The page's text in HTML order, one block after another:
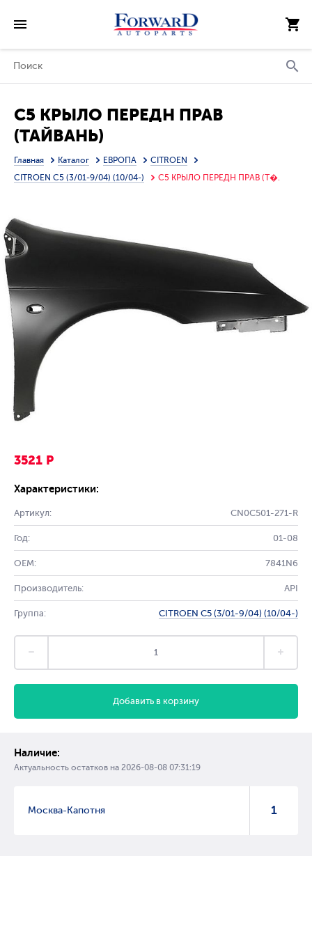
C5 КРЫЛО ПЕРЕДН ПРАВ
(ТАЙВАНЬ)
Главная Каталог ЕВРОПА
CITROEN
CITROEN C5 (3/01-9/04) (10/04-)
C5 КРЫЛО ПЕРЕДН ПРАВ (Т�.
3521 Р
Характеристики:
Артикул: CN0C501-271-R
Год: 01-08
OEM: 7841N6
Производитель: API
Группа: CITROEN C5 (3/01-9/04) (10/04-)
Добавить в корзину
Наличие:
Актуальность остатков на 2026-08-08 07:31:19
Москва-Капотня 1